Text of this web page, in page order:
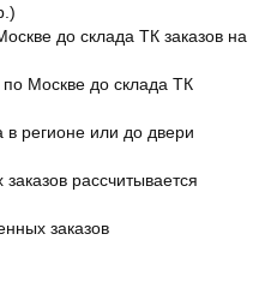
до склада ТК заказов на
по Москве до склада ТК
в регионе или до двери
рассчитывается
заказов